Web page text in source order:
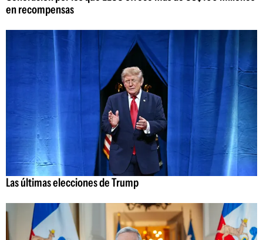
en recompensas
Las últimas elecciones de Trump